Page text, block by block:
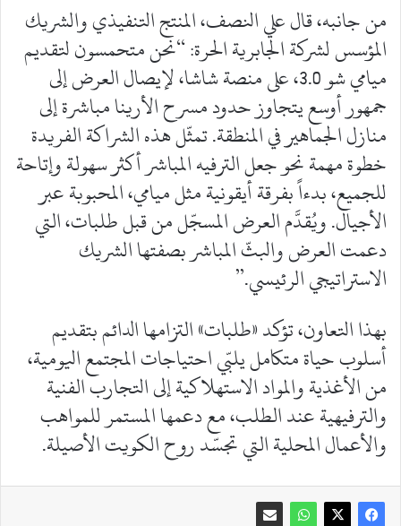
من جانبه، قال علي النصف، المنتج التنفيذي والشريك
المؤسس لشركة الجابرية الحرة: “نحن متحمسون لتقديم
ميامي شو 3.0، على منصة شاشا، لإيصال العرض إلى
جمهور أوسع يتجاوز حدود مسرح الأرينا مباشرة إلى
منازل الجماهير في المنطقة. تمثّل هذه الشراكة الفريدة
خطوة مهمة نحو جعل الترفيه المباشر أكثر سهولة وإتاحة
للجميع، بدءاً بفرقة أيقونية مثل ميامي، المحبوبة عبر
الأجيال. ويُقدَّم العرض المسجّل من قبل طلبات، التي
دعمت العرض والبثّ المباشر بصفتها الشريك
الاستراتيجي الرئيسي.”
بهذا التعاون، تؤكد «طلبات» التزامها الدائم بتقديم
أسلوب حياة متكامل يلبّي احتياجات المجتمع اليومية،
من الأغذية والمواد الاستهلاكية إلى التجارب الفنية
والترفيهية عند الطلب، مع دعمها المستمر للمواهب
والأعمال المحلية التي تجسّد روح الكويت الأصيلة.